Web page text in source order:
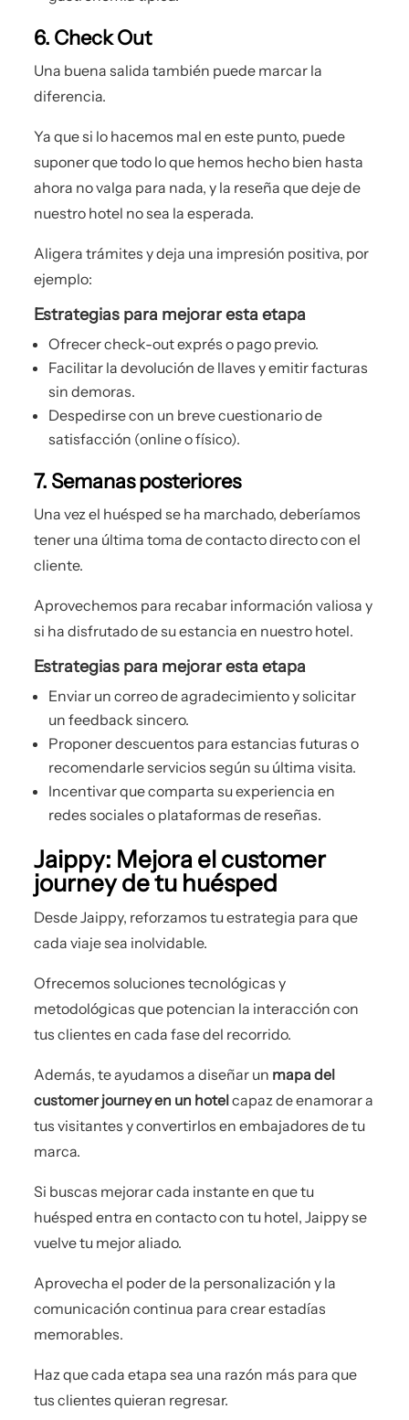
6. Check Out
Una buena salida también puede marcar la
diferencia.
Ya que si lo hacemos mal en este punto, puede
suponer que todo lo que hemos hecho bien hasta
ahora no valga para nada, y la reseña que deje de
nuestro hotel no sea la esperada.
Aligera trámites y deja una impresión positiva, por
ejemplo:
Estrategias para mejorar esta etapa
Ofrecer check-out exprés o pago previo.
Facilitar la devolución de llaves y emitir facturas
sin demoras.
Despedirse con un breve cuestionario de
satisfacción (online o físico).
7. Semanas posteriores
Una vez el huésped se ha marchado, deberíamos
tener una última toma de contacto directo con el
cliente.
Aprovechemos para recabar información valiosa y
si ha disfrutado de su estancia en nuestro hotel.
Estrategias para mejorar esta etapa
Enviar un correo de agradecimiento y solicitar
un feedback sincero.
Proponer descuentos para estancias futuras o
recomendarle servicios según su última visita.
Incentivar que comparta su experiencia en
redes sociales o plataformas de reseñas.
Jaippy: Mejora el customer
journey de tu huésped
Desde Jaippy, reforzamos tu estrategia para que
cada viaje sea inolvidable.
Ofrecemos soluciones tecnológicas y
metodológicas que potencian la interacción con
tus clientes en cada fase del recorrido.
Además, te ayudamos a diseñar un mapa del
customer journey en un hotelcapaz de enamorar a
tus visitantes y convertirlos en embajadores de tu
marca.
Si buscas mejorar cada instante en que tu
huésped entra en contacto con tu hotel, Jaippy se
vuelve tu mejor aliado.
Aprovecha el poder de la personalización y la
comunicación continua para crear estadías
memorables.
Haz que cada etapa sea una razón más para que
tus clientes quieran regresar.